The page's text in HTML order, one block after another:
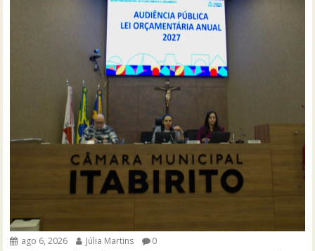
ago 6, 2026 Júlia Martins 0